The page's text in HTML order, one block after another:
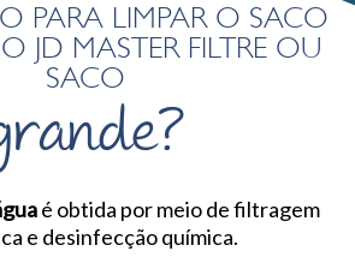
PARA LIMPAR O SACO
JD MASTER FILTRE OU
SACO
é obtida por meio de filtragem
e desinfecção química.